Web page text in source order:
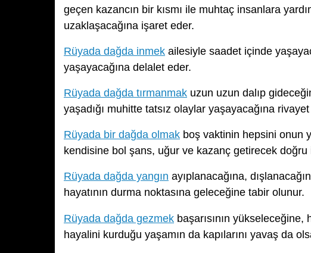
geçen kazancın bir kısmı ile muhtaç insanlara
uzaklaşacağına işaret eder.
Rüyada dağda inmek ailesiyle saadet içinde
yaşayacağına delalet eder.
Rüyada dağda tırmanmak uzun uzun dalıp
yaşadığı muhitte tatsız olaylar yaşayacağına
Rüyada bir dağda olmak boş vaktinin hepsini onun
kendisine bol şans, uğur ve kazanç getirecek doğru
Rüyada dağda yangın ayıplanacağına,
hayatının durma noktasına geleceğine tabir olunur.
Rüyada dağda gezmek başarısının
hayalini kurduğu yaşamın da kapılarını yavaş da